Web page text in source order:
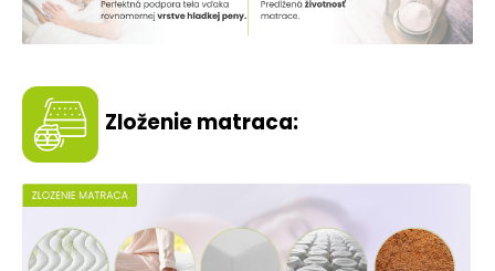
Zloženie matraca: